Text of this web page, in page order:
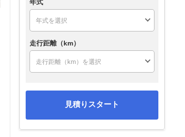
年式
走行距離（km）
見積りスタート